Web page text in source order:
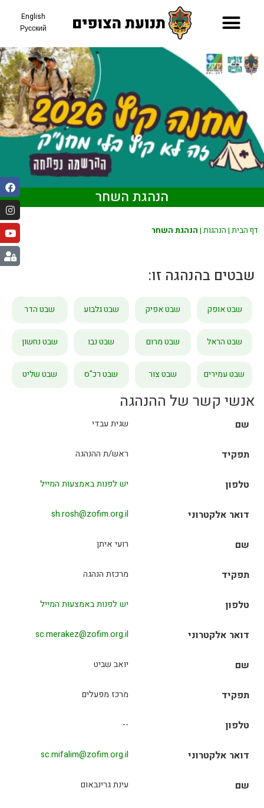
English
Русский
הנהגת השחר
דף הבית | הנהגות | הנהגת השחר
שבטים בהנהגה זו:
שבט אופק שבט אפיק שבט גלבוע שבט הדר
שבט הראל שבט מרום שבט נבו שבט נחשון
שבט עמירים שבט צור שבט רכ"ס שבט שליט
אנשי קשר של ההנהגה
שם שגית עבדי
תפקיד ראש/ת ההנהגה
טלפון יש לפנות באמצעות המייל
דואר אלקטרוני sh.rosh@zofim.org.il
שם רועי איתן
תפקיד מרכזת הנהגה
טלפון יש לפנות באמצעות המייל
דואר אלקטרוני sc.merakez@zofim.org.il
שם יואב שביט
תפקיד מרכז מפעלים
טלפון --
דואר אלקטרוני sc.mifalim@zofim.org.il
שם עינת גרינבאום